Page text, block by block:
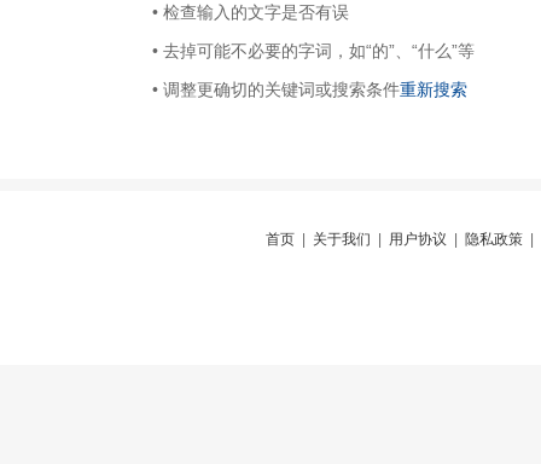
• 检查输入的文字是否有误
• 去掉可能不必要的字词，如“的”、“什么”等
• 调整更确切的关键词或搜索条件重新搜索
首页 关于我们 用户协议 隐私政策